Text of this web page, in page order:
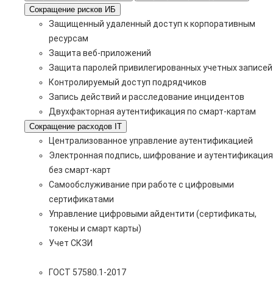
Сокращение рисков ИБ
Защищенный удаленный доступ к корпоративным
ресурсам
Защита веб-приложений
Защита паролей привилегированных учетных записей
Контролируемый доступ подрядчиков
Запись действий и расследование инцидентов
Двухфакторная аутентификация по смарт-картам
Сокращение расходов IT
Централизованное управление аутентификацией
Электронная подпись, шифрование и аутентификация
без смарт-карт
Самообслуживание при работе с цифровыми
сертификатами
Управление цифровыми айдентити (сертификаты,
токены и смарт карты)
Учет СКЗИ
ГОСТ 57580.1-2017